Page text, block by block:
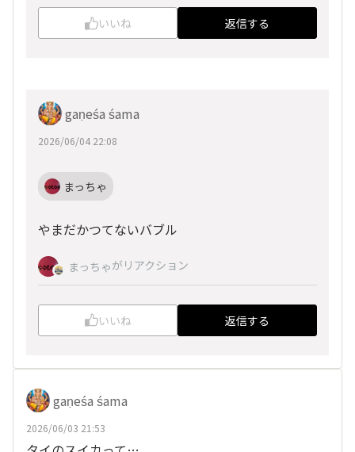
いいね 返信する
gaṇeśa śama
2026/06/04 22:08
まっちゃ
やまだかつてないバブル
まっちゃがリアクション
いいね 返信する
gaṇeśa śama
2026/06/03 21:53